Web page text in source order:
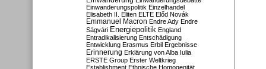
Einwanderungspolitik Einzelhandel
Elisabeth II. Eliten ELTE Előd Novák
Emmanuel Macron Endre Ady Endre
Ságvári Energiepolitik England
Entradikalisierung Entschädigung
Entwicklung Erasmus Erbil Ergebnisse
Erinnerung Erklärung von Alba Iulia
ERSTE Group Erster Weltkrieg
Establishment Ethnische Homogenität